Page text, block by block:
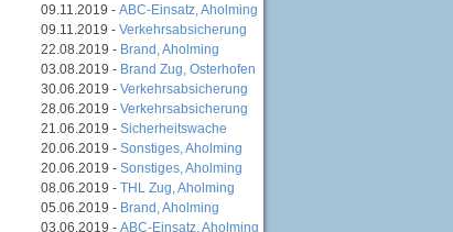
09.11.2019 - ABC-Einsatz, Aholming
09.11.2019 - Verkehrsabsicherung
22.08.2019 - Brand, Aholming
03.08.2019 - Brand Zug, Osterhofen
30.06.2019 - Verkehrsabsicherung
28.06.2019 - Verkehrsabsicherung
21.06.2019 - Sicherheitswache
20.06.2019 - Sonstiges, Aholming
20.06.2019 - Sonstiges, Aholming
08.06.2019 - THL Zug, Aholming
05.06.2019 - Brand, Aholming
03.06.2019 - ABC-Einsatz, Aholming